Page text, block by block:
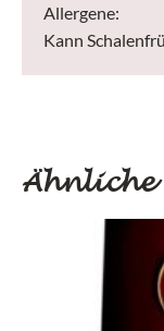
Allergene:
Kann
Ähnliche